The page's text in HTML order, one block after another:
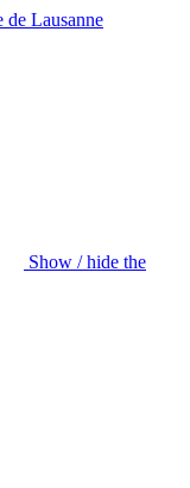
Show / hide the